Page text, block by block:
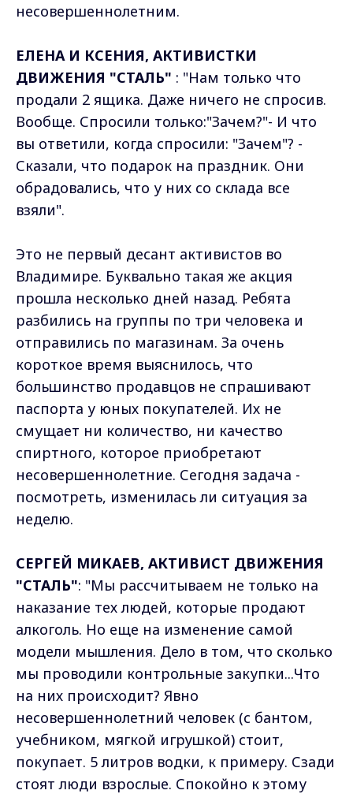
несовершеннолетним.
ЕЛЕНА И КСЕНИЯ, АКТИВИСТКИ
ДВИЖЕНИЯ "СТАЛЬ" : "Нам только что
продали 2 ящика. Даже ничего не спросив.
Вообще. Спросили только:"Зачем?"- И что
вы ответили, когда спросили: "Зачем"? -
Сказали, что подарок на праздник. Они
обрадовались, что у них со склада все
взяли".
Это не первый десант активистов во
Владимире. Буквально такая же акция
прошла несколько дней назад. Ребята
разбились на группы по три человека и
отправились по магазинам. За очень
короткое время выяснилось, что
большинство продавцов не спрашивают
паспорта у юных покупателей. Их не
смущает ни количество, ни качество
спиртного, которое приобретают
несовершеннолетние. Сегодня задача -
посмотреть, изменилась ли ситуация за
неделю.
СЕРГЕЙ МИКАЕВ, АКТИВИСТ ДВИЖЕНИЯ
"СТАЛЬ": "Мы рассчитываем не только на
наказание тех людей, которые продают
алкоголь. Но еще на изменение самой
модели мышления. Дело в том, что сколько
мы проводили контрольные закупки...Что
на них происходит? Явно
несовершеннолетний человек (с бантом,
учебником, мягкой игрушкой) стоит,
покупает. 5 литров водки, к примеру. Сзади
стоят люди взрослые. Спокойно к этому